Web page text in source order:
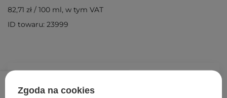
82,71 zł / 100 ml, w tym VAT
ID towaru: 23999
Zgoda na cookies